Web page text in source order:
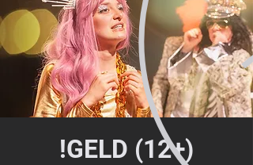
!GELD (12+)